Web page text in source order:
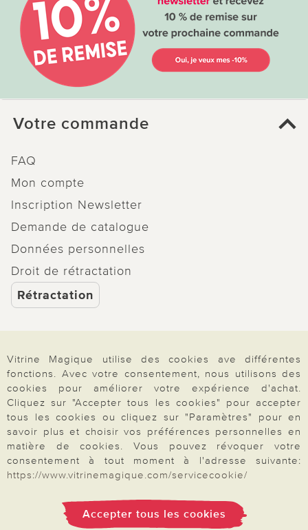
Votre commande
FAQ
Mon compte
Inscription Newsletter
Demande de catalogue
Données personnelles
Droit de rétractation
Rétractation
Paiement & Livraison
À propos de nous
Besoin d'aide?
Mentions légales |CGV|Données & liberté|Vie privée & cookies
Vitrine Magique utilise des cookies ave différentes
fonctions. Avec votre consentement, nous utilisons des
cookies pour améliorer votre expérience d'achat.
Cliquez sur "Accepter tous les cookies" pour accepter
tous les cookies ou cliquez sur "Paramètres" pour en
savoir plus et choisir vos préférences personnelles en
matière de cookies. Vous pouvez révoquer votre
consentement à tout moment à l'adresse suivante:
https://www.vitrinemagique.com/servicecookie/
Accepter tous les cookies